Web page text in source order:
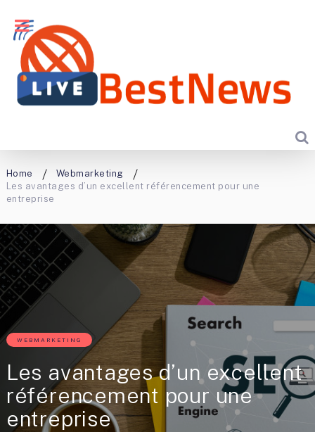
Home
Webmarketing
Les avantages d’un excellent référencement pour une
entreprise
WEBMARKETING
Les avantages d’un excellent
référencement pour une
entreprise